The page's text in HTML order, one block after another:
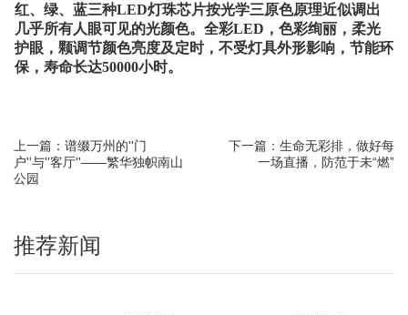
红、绿、蓝三种LED灯珠芯片按光学三原色原理近似调出
几乎所有人眼可见的光颜色。全彩LED，色彩绚丽，柔光
护眼，颗调节颜色亮度及定时，不受灯具外形影响，节能环
保，寿命长达50000小时。
上一篇：谱缀万州的''门
户''与''客厅''——繁华独帜南山
公园
下一篇：生命无彩排，做好每
一场直播，防范于未“燃”
推荐新闻